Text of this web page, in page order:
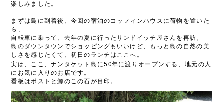
楽しみました。
まずは島に到着後、今回の宿泊のコッフィンハウスに荷物を置いた
ら、
自転車に乗って、去年の夏に行ったサンドイッチ屋さんを再訪。
島のダウンタウンでショッピングもいいけど、もっと島の自然の美
しさを感じたくて、初日のランチはここへ。
実は、ここ、ナンタケット島に50年に渡りオープンする、地元の人
にお気に入りのお店です。
看板はポストと鯨のこの石が目印。